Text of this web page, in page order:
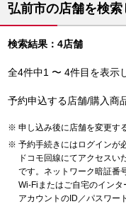
弘前市の店舗を検
検索結果：4店舗
全4件中1 〜 4件目を表示
予約申込する店舗/購入商
申し込み後に店舗を変更す
予約手続きにはログインが
ドコモ回線にてアクセスい
です。ネットワーク暗証番
Wi-Fiまたはご自宅のイン
アカウントのID／パスワー